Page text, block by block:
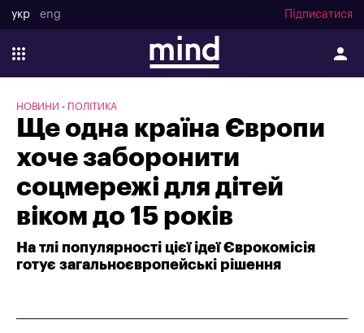
укр eng Підписатися
НОВИНИ ПОЛІТИКА
Ще одна країна Європи
хоче заборонити
соцмережі для дітей
віком до 15 років
На тлі популярності цієї ідеї Єврокомісія
готує загальноєвропейські рішення